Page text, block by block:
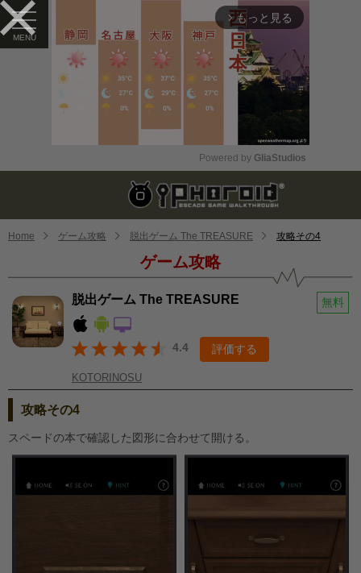
arrow_forward_ios もっと見る
Mute
Powered by GliaStudios
Home ゲーム攻略 脱出ゲーム The TREASURE 攻略その4
ゲーム攻略
脱出ゲーム The TREASURE 無料
4.4 評価する
KOTORINOSU
攻略その4
スペードの本で確認した図形に合わせて開ける。